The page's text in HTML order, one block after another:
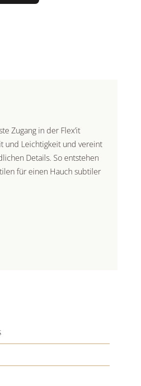
Zugang in der Flex’it
und Leichtigkeit und vereint
Details. So entstehen
für einen Hauch subtiler